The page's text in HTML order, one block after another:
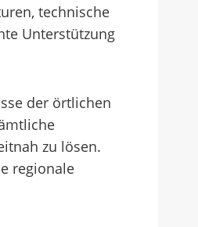
technische
Unterstützung
der örtlichen
zu lösen.
regionale